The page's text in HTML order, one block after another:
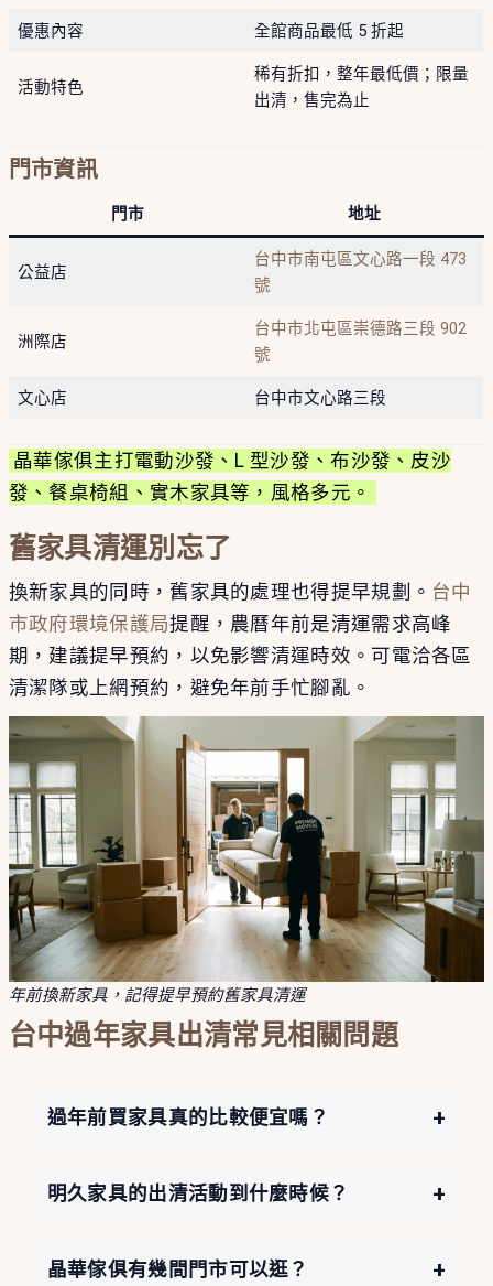
優惠內容 全館商品最低 5 折起
活動特色
稀有折扣，整年最低價；限量
出清，售完為止
門市資訊
門市 地址
公益店
台中市南屯區文心路一段 473
號
洲際店
台中市北屯區崇德路三段 902
號
文心店 台中市文心路三段
晶華傢俱主打電動沙發、L 型沙發、布沙發、皮沙
發、餐桌椅組、實木家具等，風格多元。
舊家具清運別忘了
換新家具的同時，舊家具的處理也得提早規劃。 台中
市政府環境保護局提醒，農曆年前是清運需求高峰
期，建議提早預約，以免影響清運時效。可電洽各區
清潔隊或上網預約，避免年前手忙腳亂。
年前換新家具，記得提早預約舊家具清運
台中過年家具出清常見相關問題
過年前買家具真的比較便宜嗎？ +
明久家具的出清活動到什麼時候？ +
晶華傢俱有幾間門市可以逛？ +